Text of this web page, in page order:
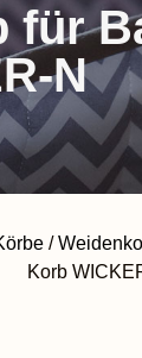
für
N
/
Korb